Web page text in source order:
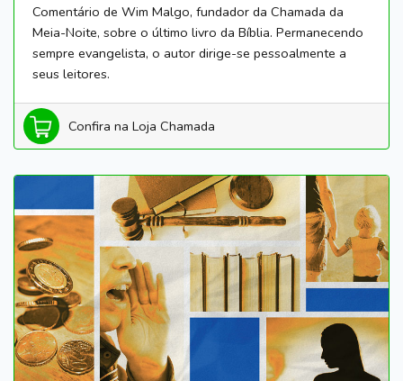
Comentário de Wim Malgo, fundador da Chamada da
Meia-Noite, sobre o último livro da Bíblia. Permanecendo
sempre evangelista, o autor dirige-se pessoalmente a
seus leitores.
Confira na Loja Chamada